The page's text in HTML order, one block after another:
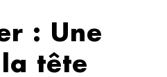
: Une
tête